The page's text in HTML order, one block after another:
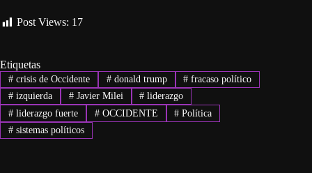
Post Views: 17
Etiquetas
#crisis de Occidente #donald trump # fracaso político
#izquierda #Javier Milei # liderazgo
#liderazgo fuerte #OCCIDENTE # Política
#sistemas políticos